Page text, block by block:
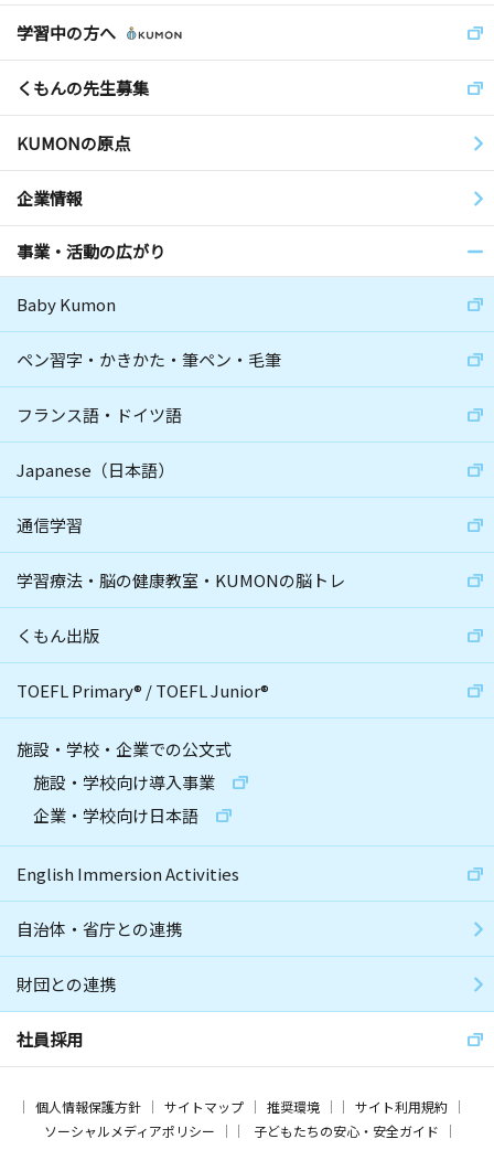
学習中の方へ
くもんの先生募集
KUMONの原点
企業情報
事業・活動の広がり
Baby Kumon
ペン習字・かきかた・筆ペン・毛筆
フランス語・ドイツ語
Japanese（日本語）
通信学習
学習療法・脳の健康教室・KUMONの脳トレ
くもん出版
TOEFL Primary® /TOEFL Junior®
施設・学校・企業での公文式
施設・学校向け導入事業
企業・学校向け日本語
English Immersion Activities
自治体・省庁との連携
財団との連携
社員採用
個人情報保護方針 サイトマップ 推奨環境
サイト利用規約
ソーシャルメディアポリシー
子どもたちの安心・安全ガイド